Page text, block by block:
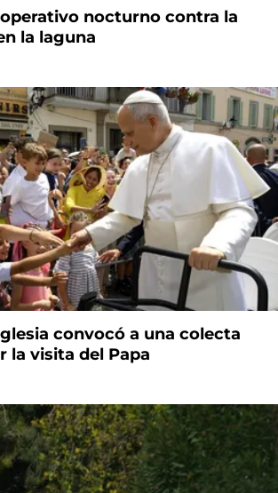
nocturno contra la
la laguna
convocó a una colecta
la visita del Papa